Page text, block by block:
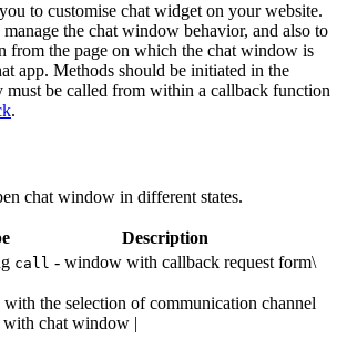
to customise chat widget on your website.
the chat window behavior, and also to
from the page on which the chat window is
app. Methods should be initiated in the
must be called from within a callback function
.
chat window in different states.
Description
call - window with callback request form\
the selection of communication channel
chat window |